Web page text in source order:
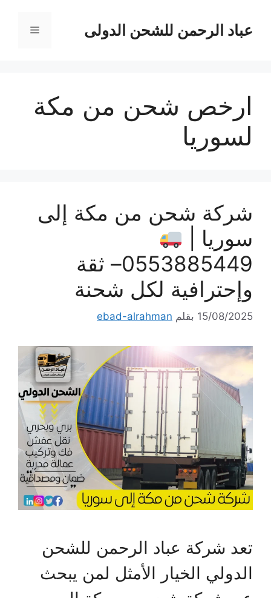
المحتوىعباد الرحمن للشحن الدولى القائمة
ارخص شحن من مكة
لسوريا
شركة شحن من مكة إلى
سوريا |
0553885449– ثقة
وإحترافية لكل شحنة
15/08/2025 بقلم ebad-alrahman
تعد شركة عباد الرحمن للشحن
الدولي الخيار الأمثل لمن يبحث